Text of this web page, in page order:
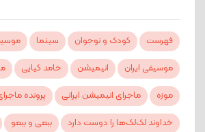
فهرست کودک و نوجوان سینما
موسیقی ایران
انیمیشن حامد کیایی
موزه
ماجرای انیمیشن ایرانی
پرونده
خداوند لک‌لک‌ها را دوست دارد
ببعی و ببعو